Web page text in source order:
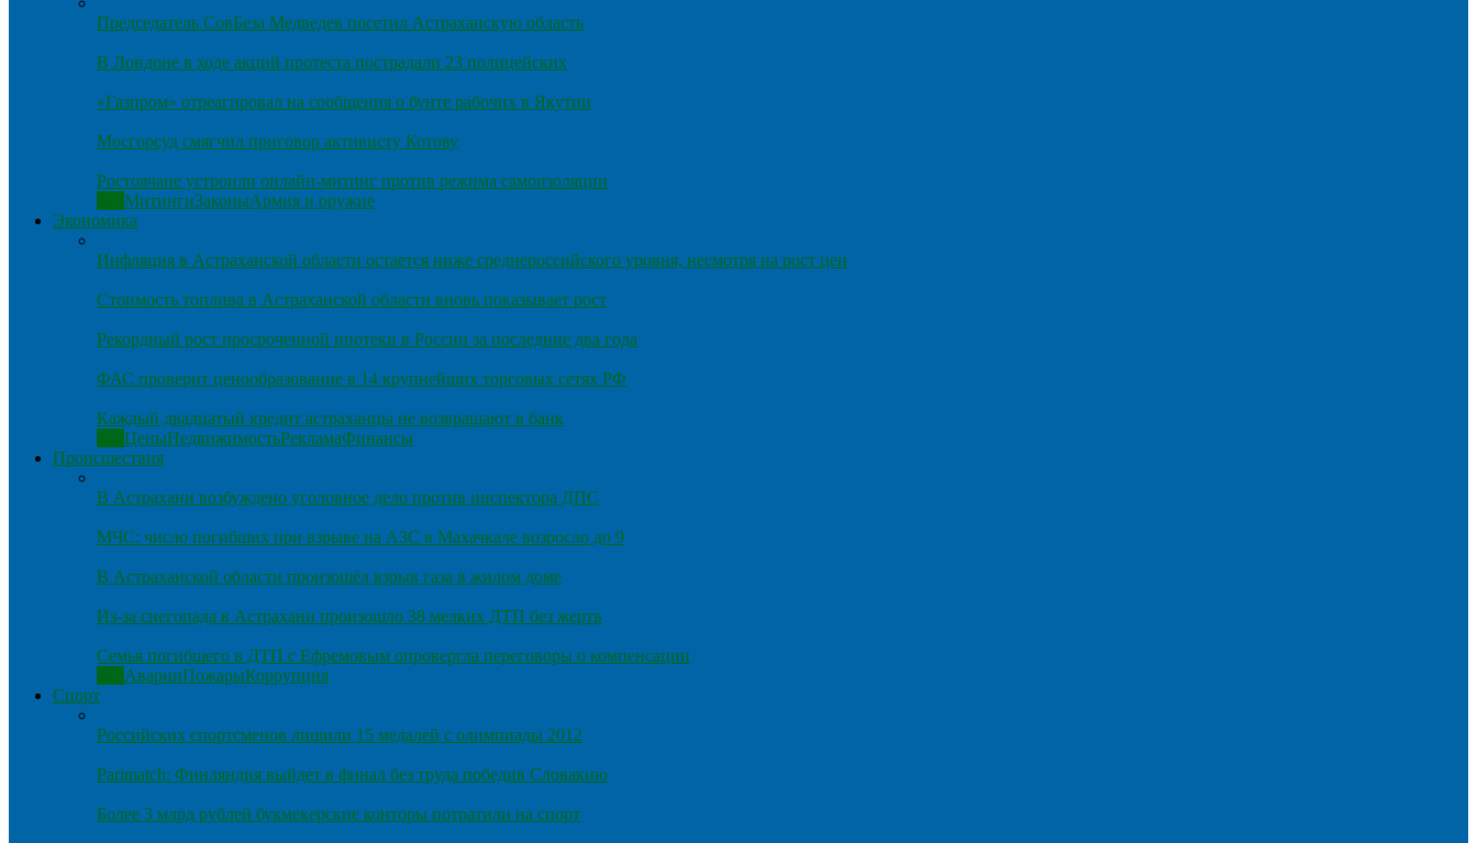
Председатель СовБеза Медведев посетил Астраханскую область
В Лондоне в ходе акций протеста пострадали 23 полицейских
«Газпром» отреагировал на сообщения о бунте рабочих в Якутии
Мосгорсуд смягчил приговор активисту Котову
Ростовчане устроили онлайн-митинг против режима самоизоляции
МитингиЗаконыАрмия и оружие
Экономика
Инфляция в Астраханской области остается ниже среднероссийского уровня, несмотря на рост цен
Стоимость топлива в Астраханской области вновь показывает рост
Рекордный рост просроченной ипотеки в России за последние два года
ФАС проверит ценообразование в 14 крупнейших торговых сетях РФ
Каждый двадцатый кредит астраханцы не возвращают в банк
ЦеныНедвижимостьРекламаФинансы
Происшествия
В Астрахани возбуждено уголовное дело против инспектора ДПС
МЧС: число погибших при взрыве на АЗС в Махачкале возросло до 9
В Астраханской области произошёл взрыв газа в жилом доме
Из-за снегопада в Астрахани произошло 38 мелких ДТП без жертв
Семья погибшего в ДТП с Ефремовым опровергла переговоры о компенсации
АварииПожарыКоррупция
Спорт
Российских спортсменов лишили 15 медалей с олимпиады 2012
Parimatch: Финляндия выйдет в финал без труда победив Словакию
Более 3 млрд рублей букмекерские конторы потратили на спорт